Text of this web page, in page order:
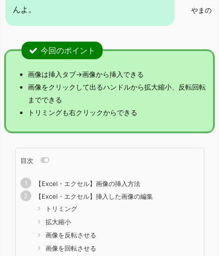
やまの
んよ。
今回のポイント
画像は挿入タブ→画像から挿入できる
画像をクリックして出るハンドルから拡大縮小、反転回転
までできる
トリミングも右クリックからできる
目次
【Excel・エクセル】画像の挿入方法
【Excel・エクセル】挿入した画像の編集
トリミング
拡大縮小
画像を反転させる
画像を回転させる